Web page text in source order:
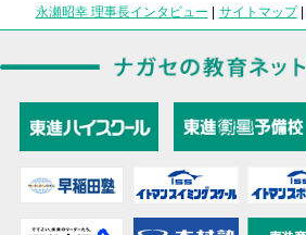
永瀬昭幸 理事長インタビュー | サイトマップ|